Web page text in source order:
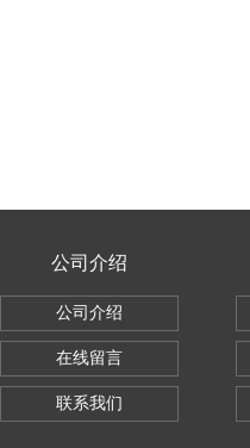
公司介绍
公司介绍
在线留言
联系我们